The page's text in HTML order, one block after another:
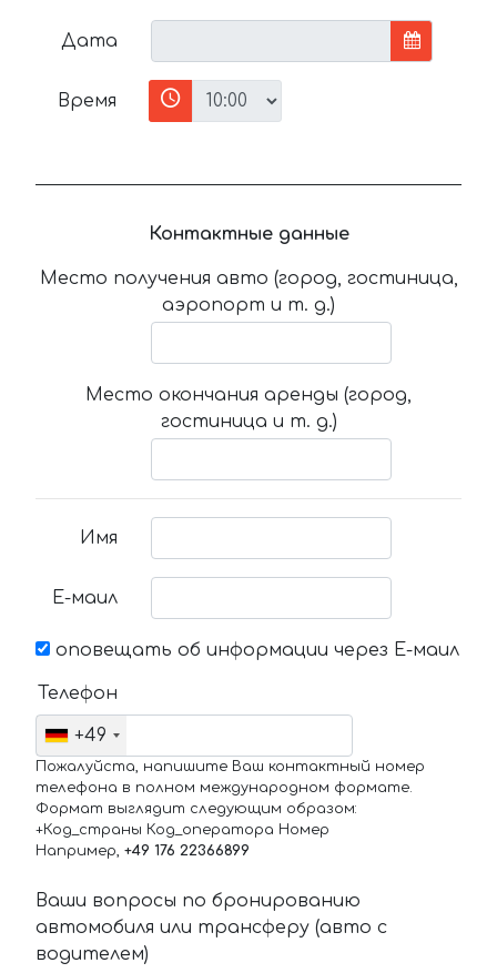
Дата
Время
Контактные данные
Место получения авто (город, гостиница,
аэропорт и т. д.)
Место окончания аренды (город,
гостиница и т. д.)
Имя
Е-маил
оповещать об информации через Е-маил
Телефон
+49
Пожалуйста, напишите Ваш контактный номер
телефона в полном международном формате.
Формат выглядит следующим образом:
+Код_страны Код_оператора Номер
Например, +49 176 22366899
Ваши вопросы по бронированию
автомобиля или трансферу (авто с
водителем)